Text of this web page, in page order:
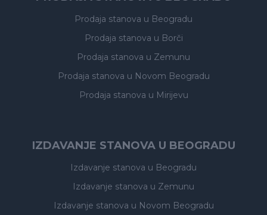
Prodaja stanova u Beogradu
Prodaja stanova u Borči
Prodaja stanova u Zemunu
Prodaja stanova u Novom Beogradu
Prodaja stanova u Mirijevu
IZDAVANJE STANOVA U BEOGRADU
Izdavanje stanova u Beogradu
Izdavanje stanova u Zemunu
Izdavanje stanova u Novom Beogradu